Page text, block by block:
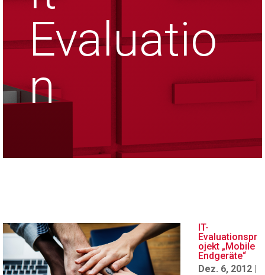
Evaluatio
n
IT-
Evaluationspr
ojekt „Mobile
Endgeräte“
Dez. 6, 2012 |